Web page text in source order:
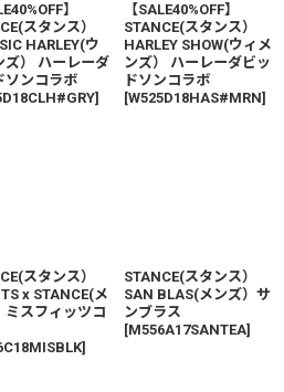
】
スタンス）
HARLEY(ウ
ズ） ハーレーダ
ソンコラボ
]
【SALE40%OFF】
STANCE(スタンス）
HARLEY SHOW(ウィメ
ンズ） ハーレーダビッ
ドソンコラボ
[W525D18HAS#MRN]
スタンス）
x STANCE(メ
ミスフィッツコ
]
STANCE(スタンス）
SAN BLAS(メンズ）サ
ンブラス
[M556A17SANTEA]